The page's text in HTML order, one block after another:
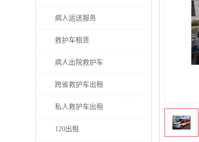
病人运送服务
救护车租赁
病人出院救护车
跨省救护车出租
私人救护车出租
120出租